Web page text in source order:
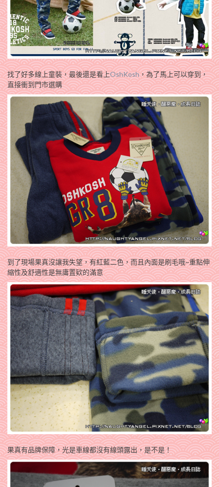
找了好多線上童裝，最後還是看上OshKosh，為了馬上可以穿到，
直接衝到門市選購
到了現場果真沒讓我失望，有紅藍二色，而且內面是刷毛哦~重點伸
縮性及舒適性是無庸置欵的滿意
果真有品牌保障，光是車線都沒有線頭露出，是不是！